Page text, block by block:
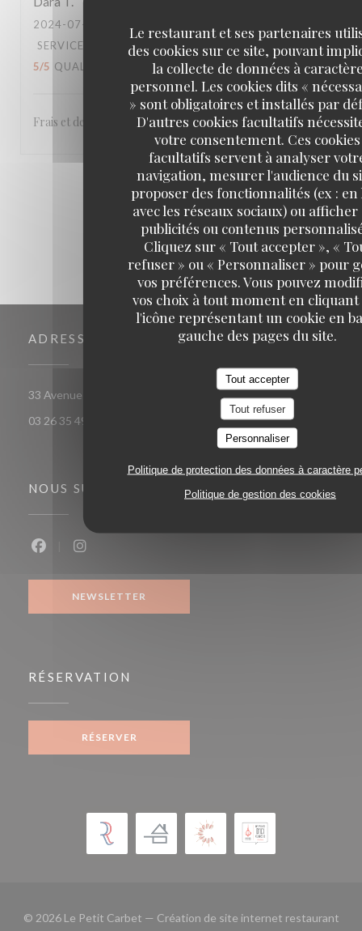
Le restaurant et ses partenaires
des cookies sur ce site, pouvant
la collecte de données à
personnel. Les cookies dits «
» sont obligatoires et installés par
D'autres cookies facultatifs
votre consentement. Ces cookies
facultatifs servent à analyser
navigation, mesurer l'audience du
proposer des fonctionnalités (ex : en
avec les réseaux sociaux) ou afficher
publicités ou contenus
Cliquez sur « Tout accepter », «
refuser » ou « Personnaliser » pour
vos préférences. Vous pouvez
vos choix à tout moment en
l'icône représentant un cookie en
gauche des pages du site.
Tout accepter
Tout refuser
Personnaliser
Politique de protection des données à caractère
Politique de gestion des cookies
2024-07-18
SERVICE
AMBIANCE: CUISINE:
5/5 QUALITÉ / PRIX 5/5
Frais et de qualité.
1 2 3
ADRESSE
33 Avenue Georges Clemenceau 51100 Reims((ouvre une
03 26 35 49 58
NOUS SUIVRE
NEWSLETTER
RÉSERVATION
RÉSERVER
© 2026 Le Petit Carbet — Création de site internet restaurant